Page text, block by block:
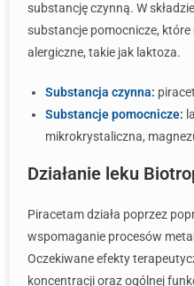
substancję czynną. W
substancje pomocnicze,
alergiczne, takie jak laktoza.
Substancja czynna:
Substancje pomocnicze:
mikrokrystaliczna,
Działanie leku
Piracetam działa poprzez
wspomaganie procesów
Oczekiwane efekty
koncentracji oraz ogólnej